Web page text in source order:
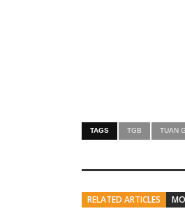
TAGS TGB TUAN
RELATED ARTICLES